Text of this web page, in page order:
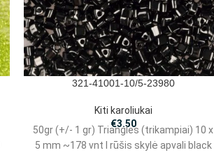
321-41001-10/5-23980
Kiti karoliukai
€3.50
50gr (+/- 1 gr) Triangles (trikampiai) 10 x
5 mm ~178 vnt I rūšis skylė apvali black